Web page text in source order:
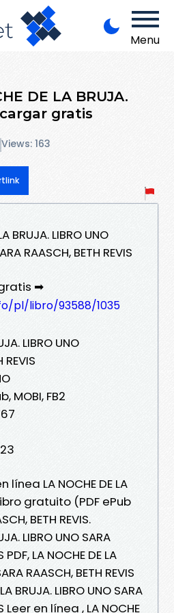
Menu
DE LA BRUJA.
gratis
Views: 163
BRUJA. LIBRO UNO
RAASCH, BETH REVIS
➡
pl/libro/93588/1035
LIBRO UNO
REVIS
MOBI, FB2
LA NOCHE DE LA
Libro gratuito (PDF ePub
BETH REVIS.
LIBRO UNO SARA
PDF, LA NOCHE DE LA
RAASCH, BETH REVIS
BRUJA. LIBRO UNO SARA
Leer en línea , LA NOCHE